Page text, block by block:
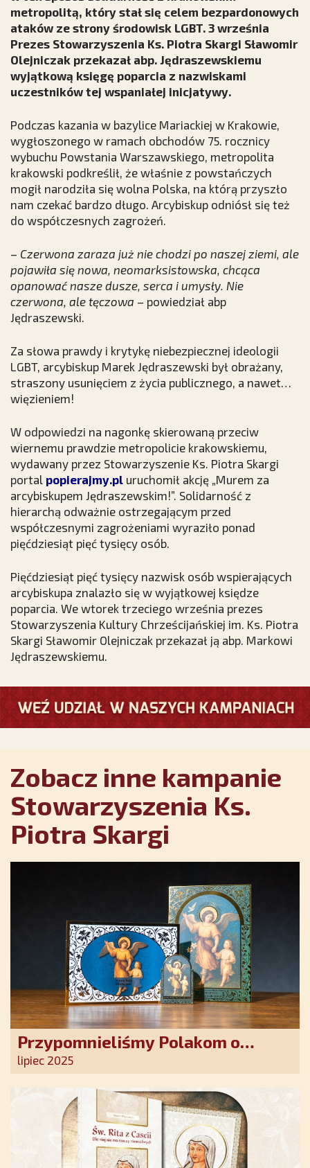
metropolitą, który stał się celem bezpardonowych
ataków ze strony środowisk LGBT. 3 września
Prezes Stowarzyszenia Ks. Piotra Skargi Sławomir
Olejniczak przekazał abp. Jędraszewskiemu
wyjątkową księgę poparcia z nazwiskami
uczestników tej wspaniałej inicjatywy.
Podczas kazania w bazylice Mariackiej w Krakowie,
wygłoszonego w ramach obchodów 75. rocznicy
wybuchu Powstania Warszawskiego, metropolita
krakowski podkreślił, że właśnie z powstańczych
mogił narodziła się wolna Polska, na którą przyszło
nam czekać bardzo długo. Arcybiskup odniósł się też
do współczesnych zagrożeń.
– Czerwona zaraza już nie chodzi po naszej ziemi, ale
pojawiła się nowa, neomarksistowska, chcąca
opanować nasze dusze, serca i umysły. Nie
czerwona, ale tęczowa – powiedział abp
Jędraszewski.
Za słowa prawdy i krytykę niebezpiecznej ideologii
LGBT, arcybiskup Marek Jędraszewski był obrażany,
straszony usunięciem z życia publicznego, a nawet…
więzieniem!
W odpowiedzi na nagonkę skierowaną przeciw
wiernemu prawdzie metropolicie krakowskiemu,
wydawany przez Stowarzyszenie Ks. Piotra Skargi
portal popierajmy.pl uruchomił akcję „Murem za
arcybiskupem Jędraszewskim!”. Solidarność z
hierarchą odważnie ostrzegającym przed
współczesnymi zagrożeniami wyraziło ponad
pięćdziesiąt pięć tysięcy osób.
Pięćdziesiąt pięć tysięcy nazwisk osób wspierających
arcybiskupa znalazło się w wyjątkowej księdze
poparcia. We wtorek trzeciego września prezes
Stowarzyszenia Kultury Chrześcijańskiej im. Ks. Piotra
Skargi Sławomir Olejniczak przekazał ją abp. Markowi
Jędraszewskiemu.
Zobacz inne kampanie
Stowarzyszenia Ks.
Piotra Skargi
Przypomnieliśmy Polakom o
obecności Anioła Stróża!
lipiec 2025